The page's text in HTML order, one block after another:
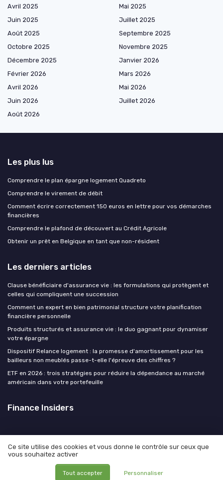
Avril 2025
Mai 2025
Juin 2025
Juillet 2025
Août 2025
Septembre 2025
Octobre 2025
Novembre 2025
Décembre 2025
Janvier 2026
Février 2026
Mars 2026
Avril 2026
Mai 2026
Juin 2026
Juillet 2026
Août 2026
Les plus lus
Comprendre le plan épargne logement Quadreto
Comprendre le virement de débit
Comment écrire correctement 150 euros en lettre pour vos démarches
financières
Comprendre le plafond de découvert au Crédit Agricole
Obtenir un prêt en Belgique en tant que non-résident
Les derniers articles
Clause bénéficiaire d'assurance vie : les formulations qui protègent et
celles qui compliquent une succession
Comment un expert en bien patrimonial structure votre planification
financière personnelle
Produits structurés et assurance vie : le duo gagnant pour dynamiser
votre épargne
Dispositif Relance logement : la promesse d'amortissement pour les
bailleurs non meublés passe-t-elle l'épreuve des chiffres ?
ETF en 2026 : trois stratégies pour réduire la dépendance au marché
américain dans votre portefeuille
Finance Insiders
Mentions légales
© Finance Insiders 2026
Ce site utilise des cookies et vous donne le contrôle sur ceux que
vous souhaitez activer
Tout accepter Personnaliser